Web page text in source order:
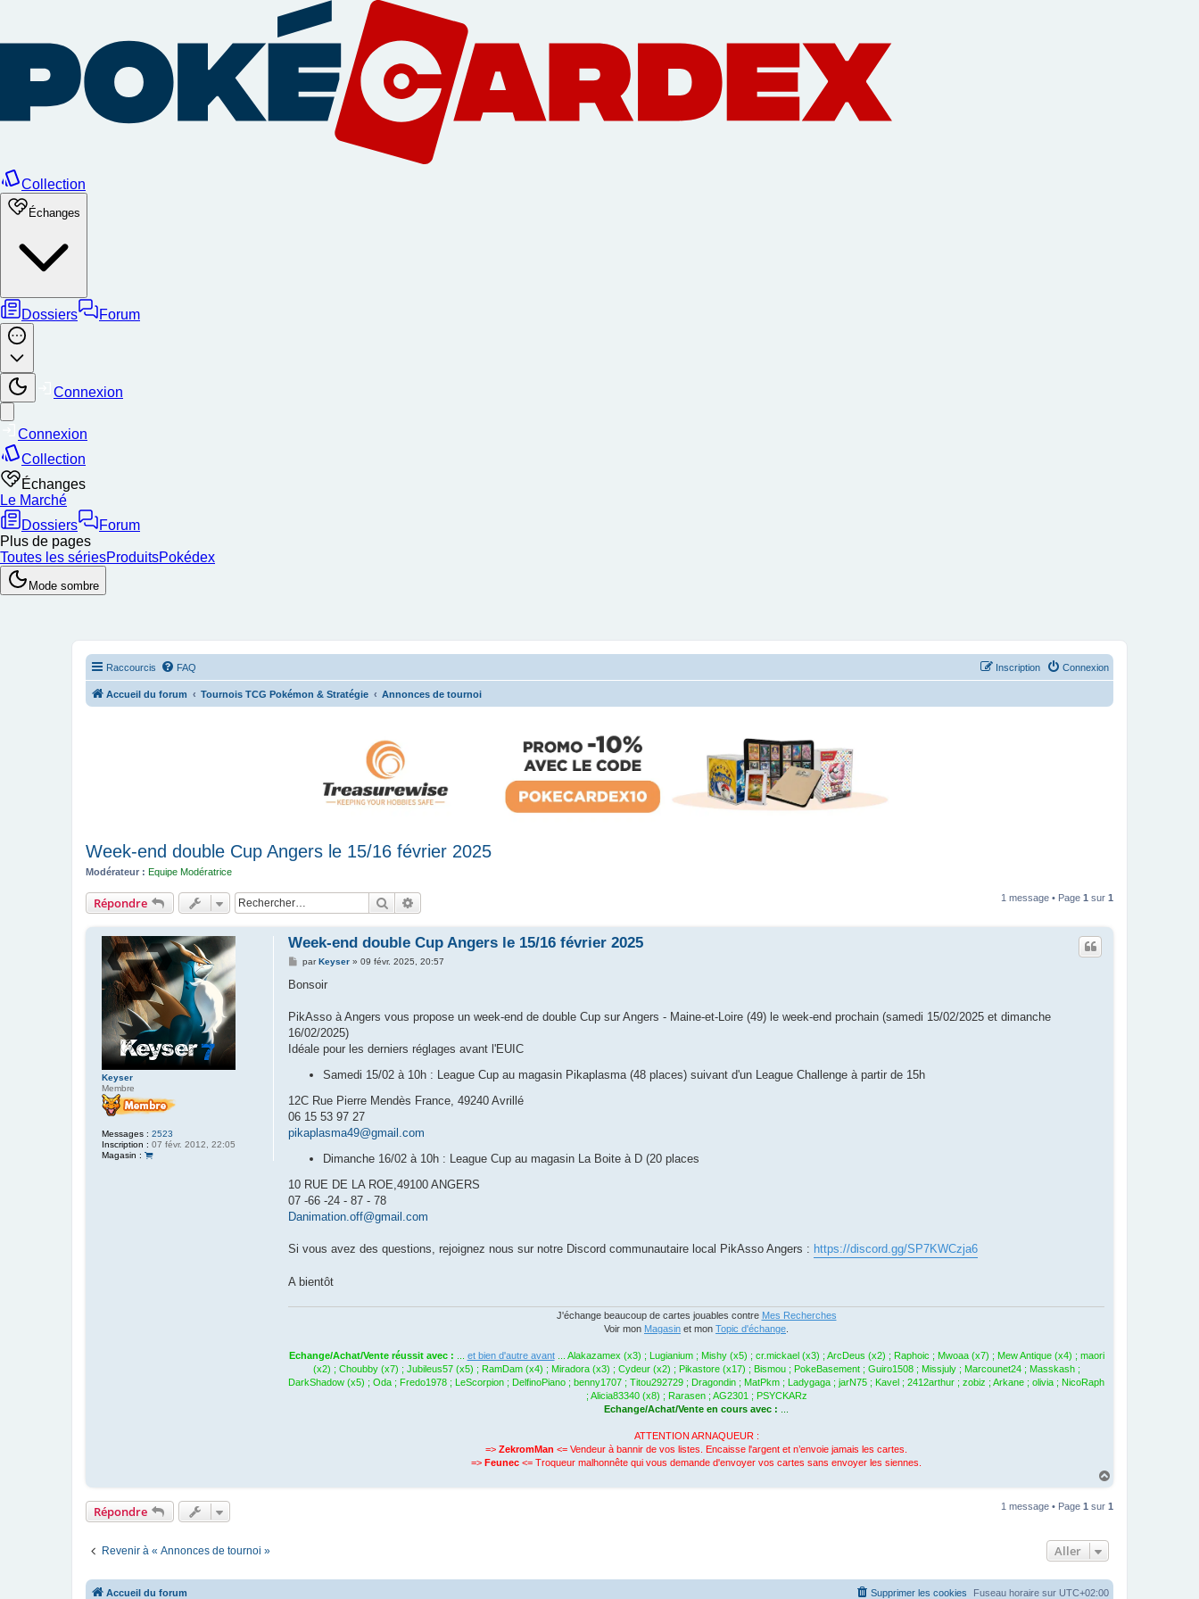
Raccourcis FAQ Connexion
Inscription
Accueil du forum Tournois TCG Pokémon & Stratégie Annonces de tournoi
Week-end double Cup Angers le 15/16 février 2025
Modérateur : Equipe Modératrice
Répondre Rechercher 1 message • Page 1 sur 1
Keyser
Membre
Messages : 2523
Inscription : 07 févr. 2012, 22:05
Magasin :
Week-end double Cup Angers le 15/16 février 2025
M
s
g
parKeyser» 09 févr. 2025, 20:57
Bonsoir
PikAsso à Angers vous propose un week-end de double Cup sur Angers - Maine-et-Loire (49) le week-end prochain (samedi 15/02/2025 et dimanche
16/02/2025)
Idéale pour les derniers réglages avant l'EUIC
Samedi 15/02 à 10h : League Cup au magasin Pikaplasma (48 places) suivant d'un League Challenge à partir de 15h
12C Rue Pierre Mendès France, 49240 Avrillé
06 15 53 97 27
pikaplasma49@gmail.com
Dimanche 16/02 à 10h : League Cup au magasin La Boite à D (20 places
10 RUE DE LA ROE,49100 ANGERS
07 -66 -24 - 87 - 78
Danimation.off@gmail.com
Si vous avez des questions, rejoignez nous sur notre Discord communautaire local PikAsso Angers : https://discord.gg/SP7KWCzja6
A bientôt
J'échange beaucoup de cartes jouables contre Mes Recherches
Voir mon Magasin et mon Topic d'échange
Echange/Achat/Vente réussit avec : et bien d'autre avant... Alakazamex (x3) ; Lugianium ; Mishy (x5) ; cr.mickael (x3) ; ArcDeus (x2) ; Raphoic ; Mwoaa (x7) ; Mew Antique (x4) ; maori
(x2) ; Choubby (x7) ; Jubileus57 (x5) ; RamDam (x4) ; Miradora (x3) ; Cydeur (x2) ; Pikastore (x17) ; Bismou ; PokeBasement ; Guiro1508 ; Missjuly ; Marcounet24 ; Masskash ;
DarkShadow (x5) ; Oda ; Fredo1978 ; LeScorpion ; DelfinoPiano ; benny1707 ; Titou292729 ; Dragondin ; MatPkm ; Ladygaga ; jarN75 ; Kavel ; 2412arthur ; zobiz ; Arkane ; olivia ; NicoRaph
; Alicia83340 (x8) ; Rarasen ; AG2301 ; PSYCKARz
Echange/Achat/Vente en cours avec :
ATTENTION ARNAQUEUR :
=> ZekromMan <= Vendeur à bannir de vos listes. Encaisse l'argent et n’envoie jamais les cartes.
=> Feunec <= Troqueur malhonnête qui vous demande d'envoyer vos cartes sans envoyer les siennes.
t
Répondre 1 message • Page 1 sur 1
Revenir à « Annonces de tournoi » Aller
Accueil du forum Fuseau horaire sur UTC+02:00
Supprimer les cookies